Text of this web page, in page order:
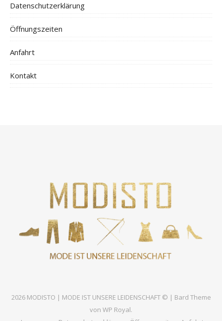
Datenschutzerklärung
Öffnungszeiten
Anfahrt
Kontakt
2026 MODISTO | MODE IST UNSERE LEIDENSCHAFT © | Bard Theme
von WP Royal.